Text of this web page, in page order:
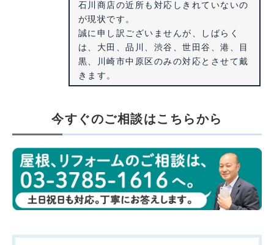
石川商店の近所も対応しきれていないの
が現状です。
誠に申し訳ございませんが、しばらく
は、大田、品川、渋谷、世田谷、港、目
黒、川崎市中原区のみの対応とさせて戴
きます。
今すぐのご相談はこちらから